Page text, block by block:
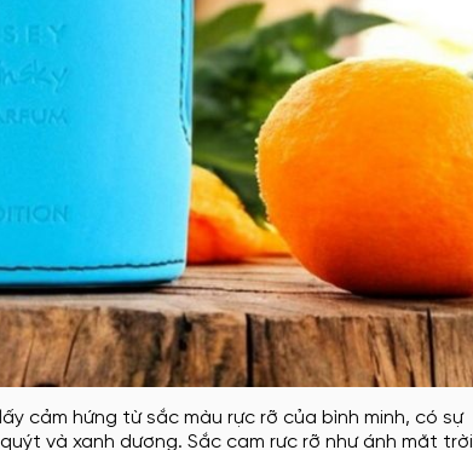
cảm hứng từ sắc màu rực rỡ của bình minh, có sự
và xanh dương. Sắc cam rực rỡ như ánh mặt trời